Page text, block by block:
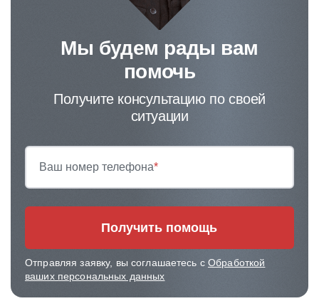
Мы будем рады вам
помочь
Получите консультацию по своей
ситуации
Ваш номер телефона*
Получить помощь
Отправляя заявку, вы соглашаетесь сОбработкой
ваших персональных данных